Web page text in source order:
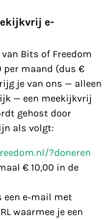
e-
Bits of Freedom
per maand (dus €
je van ons — alleen
— een meekijkvrij
gehost door
als volgt:
?doneren
€ 10,00 in de
een e-mail met
waarmee je een